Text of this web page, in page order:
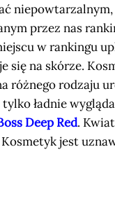
przez nas
w rankingu
się na skórze.
różnego rodzaju
ładnie
Deep Red.
jest